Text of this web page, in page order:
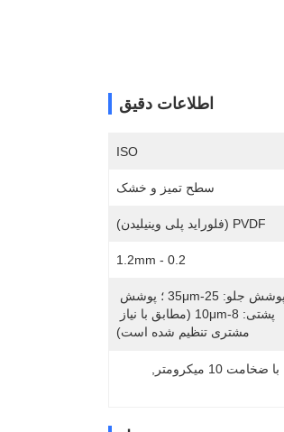
اطلاعات دقیق
ISO
سطح تمیز و خشک
PVDF (فلوراید پلی وینیلیدن)
0.2 - 1.2mm
مشتری تنظیم شده است)